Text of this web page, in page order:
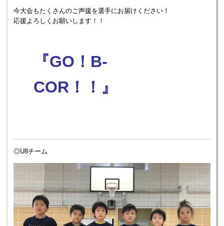
今大会もたくさんのご声援を選手にお届けください！
応援よろしくお願いします！！
『GO！B-
COR！！』
◎U8チーム